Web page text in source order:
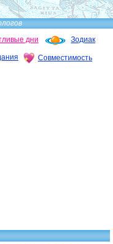
дни Зодиак
Совместимость